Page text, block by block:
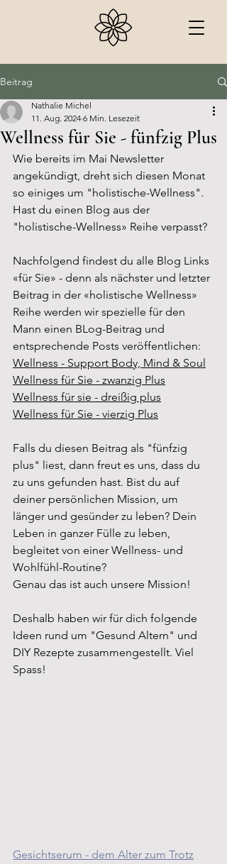
Beitrag
Wellness für Sie - fünfzig Plus
Nathalie Michel
11. Aug. 2024 6 Min. Lesezeit
Wie bereits im Mai Newsletter
angekündigt, dreht sich diesen Monat
so einiges um "holistische-Wellness".
Hast du einen Blog aus der
"holistische-Wellness» Reihe verpasst?
Nachfolgend findest du alle Blog Links
«für Sie» - denn als nächster und letzter
Beitrag in der «holistische Wellness»
Reihe werden wir spezielle für den
Mann einen BLog-Beitrag und
entsprechende Posts veröffentlichen:
Wellness - Support Body, Mind & Soul
Wellness für Sie - zwanzig Plus
Wellness für sie - dreißig plus
Wellness für Sie - vierzig Plus
Falls du diesen Beitrag als "fünfzig
plus" liest, dann freut es uns, dass du
zu uns gefunden hast. Bist du auf
deiner persönlichen Mission, um
länger und gesünder zu leben? Dein
Leben in ganzer Fülle zu leben,
begleitet von einer Wellness- und
Wohlfühl-Routine?
Genau das ist auch unsere Mission!
Deshalb haben wir für dich folgende
Ideen rund um "Gesund Altern" und
DIY Rezepte zusammengestellt. Viel
Spass!
Gesichtserum - dem Alter zum Trotz